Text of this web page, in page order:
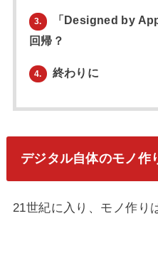
3.
「Designed by
回帰？
4. 終わりに
デジタル自体のモノ作
21世紀に入り、モノ作り